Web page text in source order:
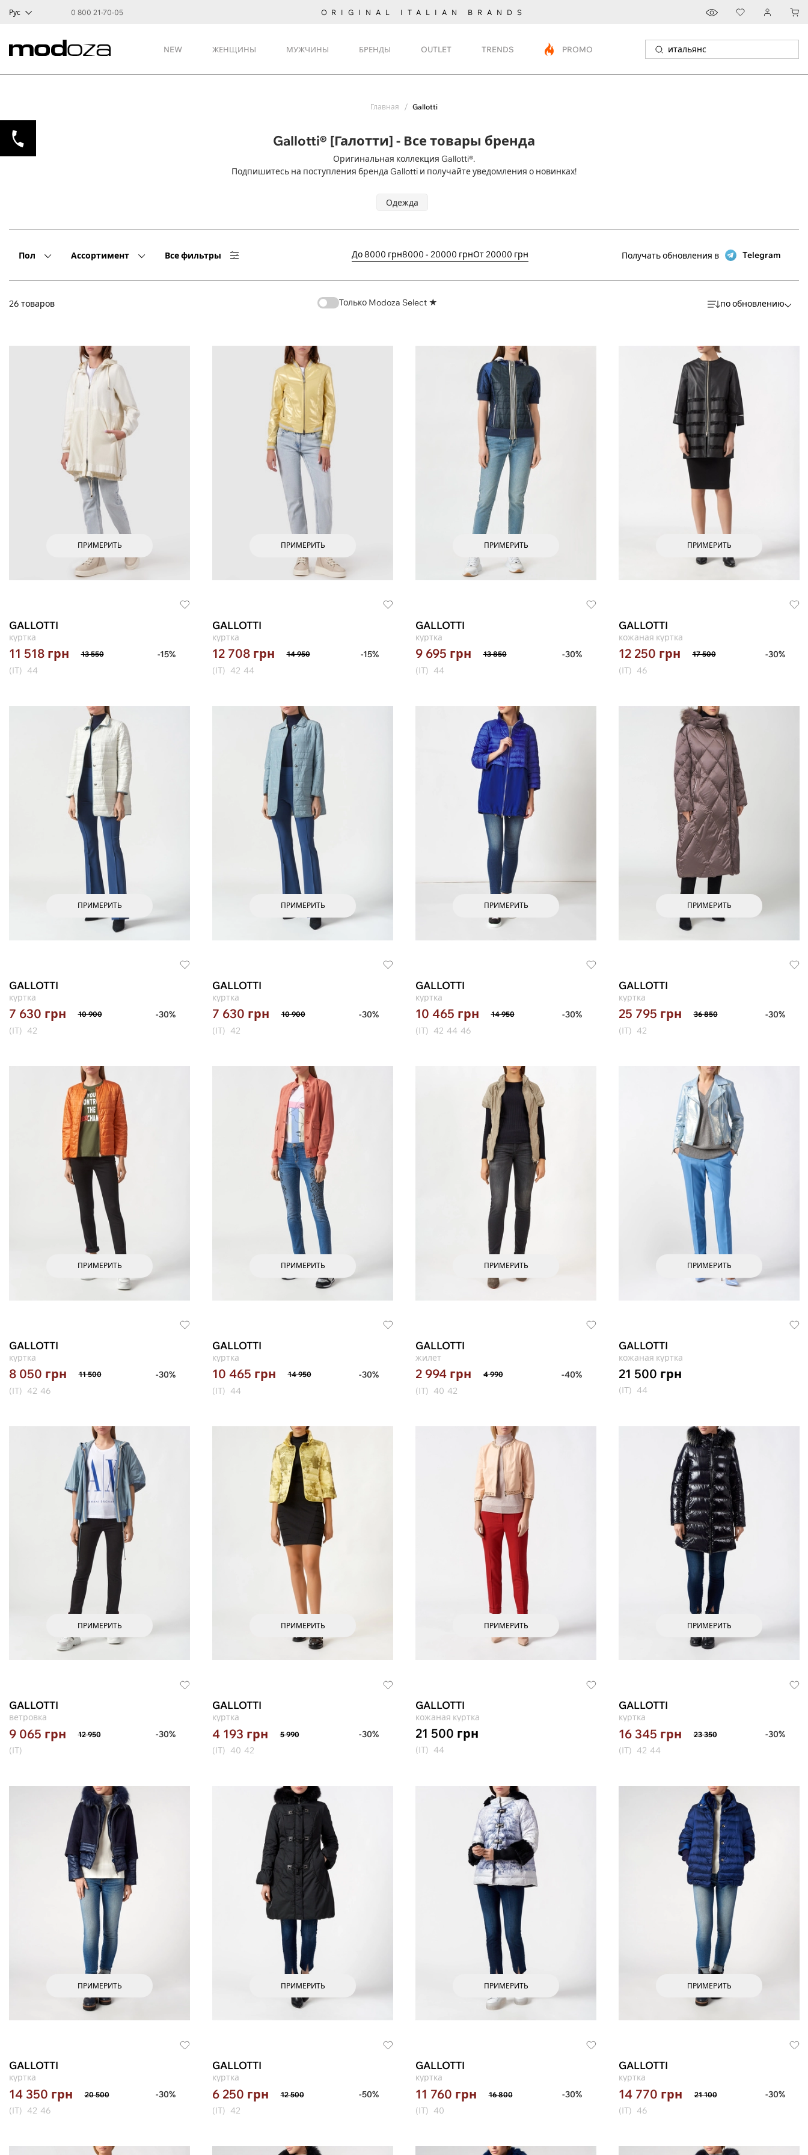
Рус 0 800 21-70-05 ORIGINAL ITALIAN BRANDS
NEW ЖЕНЩИНЫ МУЖЧИНЫ БРЕНДЫ OUTLET TRENDS PROMO
Главная Gallotti
Gallotti® [Галотти] - Все товары бренда
Оригинальная коллекция Gallotti®.
Подпишитесь на поступления бренда Gallotti и получайте уведомления о новинках!
Одежда
Пол Ассортимент Все фильтры До 8000 грн8000 - 20000 грнОт 20000 грн Получать обновления в Telegram
26 товаров Только Modoza Select ★ по обновлению
ПРИМЕРИТЬ
GALLOTTI
куртка
11 518 грн 13 550
-15%
(IT) 44
ПРИМЕРИТЬ
GALLOTTI
куртка
12 708 грн 14 950
-15%
(IT) 42 44
ПРИМЕРИТЬ
GALLOTTI
куртка
9 695 грн 13 850
-30%
(IT) 44
ПРИМЕРИТЬ
GALLOTTI
кожаная куртка
12 250 грн 17 500
-30%
(IT) 46
ПРИМЕРИТЬ
GALLOTTI
куртка
7 630 грн 10 900
-30%
(IT) 42
ПРИМЕРИТЬ
GALLOTTI
куртка
7 630 грн 10 900
-30%
(IT) 42
ПРИМЕРИТЬ
GALLOTTI
куртка
10 465 грн 14 950
-30%
(IT) 42 44 46
ПРИМЕРИТЬ
GALLOTTI
куртка
25 795 грн 36 850
-30%
(IT) 42
ПРИМЕРИТЬ
GALLOTTI
куртка
8 050 грн 11 500
-30%
(IT) 42 46
ПРИМЕРИТЬ
GALLOTTI
куртка
10 465 грн 14 950
-30%
(IT) 44
ПРИМЕРИТЬ
GALLOTTI
жилет
2 994 грн 4 990
-40%
(IT) 40 42
ПРИМЕРИТЬ
GALLOTTI
кожаная куртка
21 500 грн
(IT) 44
ПРИМЕРИТЬ
GALLOTTI
ветровка
9 065 грн 12 950
-30%
(IT)
ПРИМЕРИТЬ
GALLOTTI
куртка
4 193 грн 5 990
-30%
(IT) 40 42
ПРИМЕРИТЬ
GALLOTTI
кожаная куртка
21 500 грн
(IT) 44
ПРИМЕРИТЬ
GALLOTTI
куртка
16 345 грн 23 350
-30%
(IT) 42 44
ПРИМЕРИТЬ
GALLOTTI
куртка
14 350 грн 20 500
-30%
(IT) 42 46
ПРИМЕРИТЬ
GALLOTTI
куртка
6 250 грн 12 500
-50%
(IT) 42
ПРИМЕРИТЬ
GALLOTTI
куртка
11 760 грн 16 800
-30%
(IT) 40
ПРИМЕРИТЬ
GALLOTTI
куртка
14 770 грн 21 100
-30%
(IT) 46